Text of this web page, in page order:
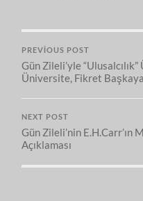
PREVIOUS POST
Gün Zileli’yle
Üniversite, Fikret
NEXT POST
Gün Zileli’nin E.H.Carr’ın
Açıklaması